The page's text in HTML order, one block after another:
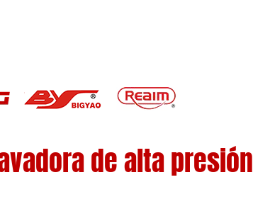
de alta presión